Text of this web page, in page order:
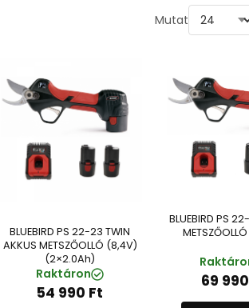
Mutat
BLUEBIRD PS 22-23 TWIN
AKKUS METSZŐOLLÓ (8,4V)
(2×2.0Ah)
Raktáron
54 990 Ft
BLUEBIRD PS
69 990